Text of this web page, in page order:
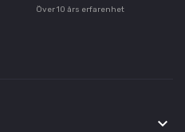
Över 10 års erfarenhet
keyboard_arrow_down